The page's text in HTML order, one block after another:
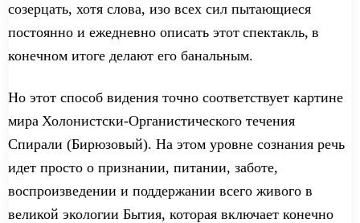
созерцать, хотя слова, изо всех сил пытающиеся
постоянно и ежедневно описать этот спектакль, в
конечном итоге делают его банальным.
Но этот способ видения точно соответствует картине
мира Холонистски-Органистического течения
Спирали (Бирюзовый). На этом уровне сознания речь
идет просто о признании, питании, заботе,
воспроизведении и поддержании всего живого в
великой экологии Бытия, которая включает конечно